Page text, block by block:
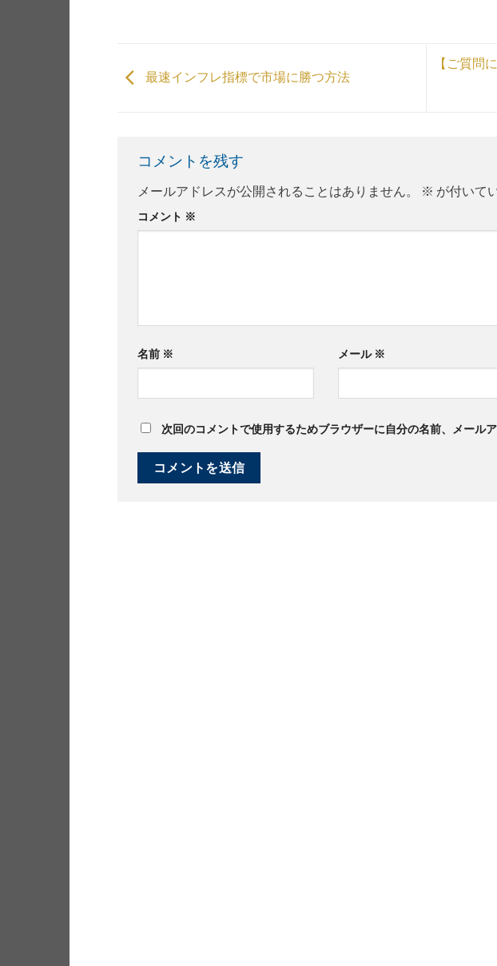
最速インフレ指標で市場に勝つ方法
【ご質問
コメントを残す
メールアドレスが公開されることはありません。 ※ が付いて
コメント ※
名前 ※ メール ※
次回のコメントで使用するためブラウザーに自分の名前、メール